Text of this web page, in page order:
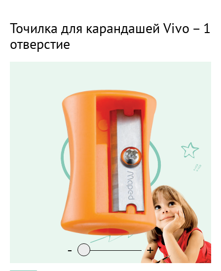
Точилка для карандашей Vivo – 1
отверстие
- +